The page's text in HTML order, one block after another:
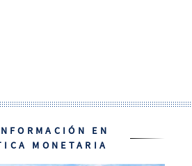
EN
MONETARIA